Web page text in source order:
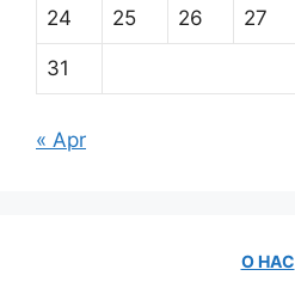
24 25 26 27
31
« Apr
О НАС